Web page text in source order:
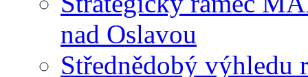
nad Oslavou
Střednědobý výhledu